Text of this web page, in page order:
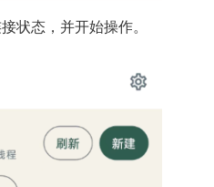
状态，并开始操作。